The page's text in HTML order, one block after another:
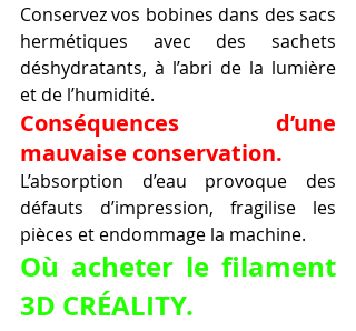
Conservez vos bobines dans des sacs
hermétiques avec des sachets
déshydratants, à l’abri de la lumière
et de l’humidité.
Conséquences d’une
mauvaise conservation.
L’absorption d’eau provoque des
défauts d’impression, fragilise les
pièces et endommage la machine.
Où acheter le filament
3D CRÉALITY.